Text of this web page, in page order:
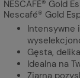
NESCAFÉ® Gold
Nescafé® Gold
Intensywne
Gęsta,
Idealna na